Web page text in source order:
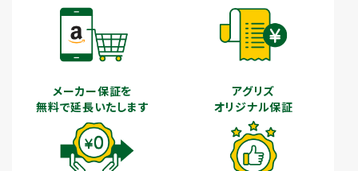
メーカー保証を
無料で延長いたします
アグリズ
オリジナル保証